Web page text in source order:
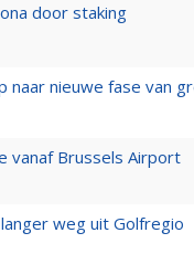
door staking
naar nieuwe fase van
vanaf Brussels Airport
weg uit Golfregio